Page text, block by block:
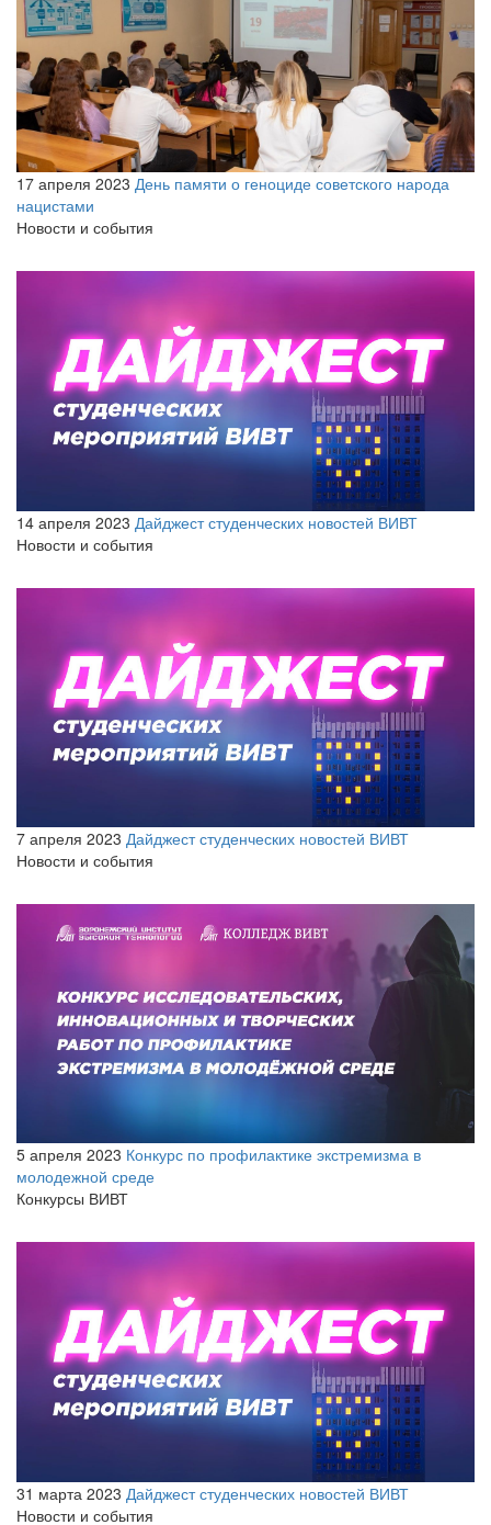
17 апреля 2023 День памяти о геноциде советского народа
нацистами
Новости и события
14 апреля 2023 Дайджест студенческих новостей ВИВТ
Новости и события
7 апреля 2023 Дайджест студенческих новостей ВИВТ
Новости и события
5 апреля 2023 Конкурс по профилактике экстремизма в
молодежной среде
Конкурсы ВИВТ
31 марта 2023 Дайджест студенческих новостей ВИВТ
Новости и события